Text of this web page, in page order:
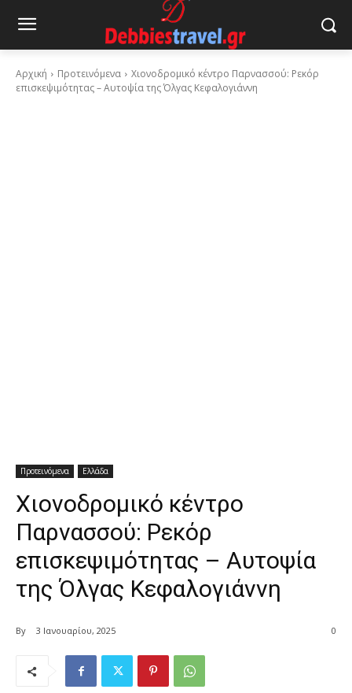
Αρχική Προτεινόμενα
Χιονοδρομικό κέντρο Παρνασσού: Ρεκόρ
επισκεψιμότητας – Αυτοψία της Όλγας Κεφαλογιάννη
Προτεινόμενα Ελλάδα
Χιονοδρομικό κέντρο
Παρνασσού: Ρεκόρ
επισκεψιμότητας – Αυτοψία
της Όλγας Κεφαλογιάννη
By 3 Ιανουαρίου, 2025 0